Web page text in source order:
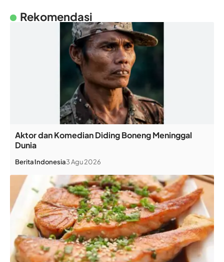
Rekomendasi
Aktor dan Komedian Diding Boneng Meninggal
Dunia
BeritaIndonesia3 Agu 2026